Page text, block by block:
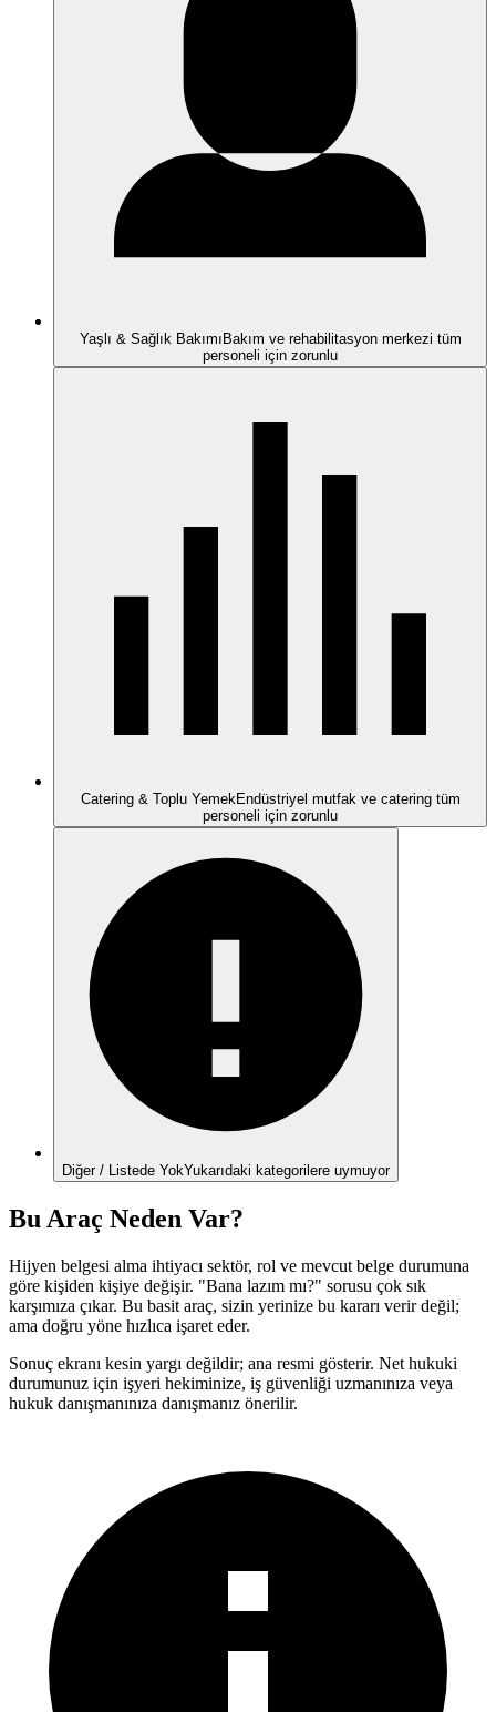
Yaşlı & Sağlık Bakımı Bakım ve rehabilitasyon merkezi tüm
personeli için zorunlu
Catering & Toplu YemekEndüstriyel mutfak ve catering tüm
personeli için zorunlu
Diğer / Listede YokYukarıdaki kategorilere uymuyor
Bu Araç Neden Var?
Hijyen belgesi alma ihtiyacı sektör, rol ve mevcut belge durumuna
göre kişiden kişiye değişir. "Bana lazım mı?" sorusu çok sık
karşımıza çıkar. Bu basit araç, sizin yerinize bu kararı verir değil;
ama doğru yöne hızlıca işaret eder.
Sonuç ekranı kesin yargı değildir; ana resmi gösterir. Net hukuki
durumunuz için işyeri hekiminize, iş güvenliği uzmanınıza veya
hukuk danışmanınıza danışmanız önerilir.